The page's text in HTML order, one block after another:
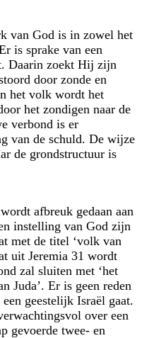
van God is in zowel het
is sprake van een
Daarin zoekt Hij zijn
door zonde en
het volk wordt het
het zondigen naar de
verbond is er
van de schuld. De wijze
de grondstructuur is
afbreuk gedaan aan
instelling van God zijn
met de titel ‘volk van
uit Jeremia 31 wordt
zal sluiten met ‘het
Juda’. Er is geen reden
geestelijk Israël gaat.
over een
gevoerde twee- en